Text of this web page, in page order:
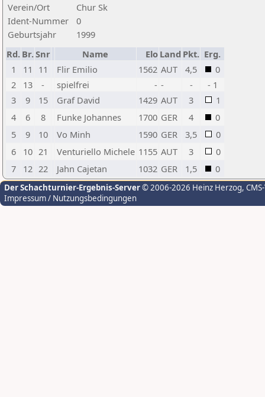
Verein/Ort
Chur Sk
Ident-Nummer
0
Geburtsjahr
1999
Rd. Br.Snr Name Elo Land Pkt. Erg.
1
11 11 Flir Emilio 1562 AUT 4,5
0
2
13 - spielfrei - - -
- 1
3
9 15 Graf David 1429 AUT 3
1
4
6 8 Funke Johannes 1700 GER 4
0
5
9 10 Vo Minh 1590 GER 3,5
0
6
10 21 Venturiello Michele 1155 AUT 3
0
7
12 22 Jahn Cajetan 1032 GER 1,5 0
Der Schachturnier-Ergebnis-Server© 2006-2026 Heinz Herzog,
Impressum / Nutzungsbedingungen